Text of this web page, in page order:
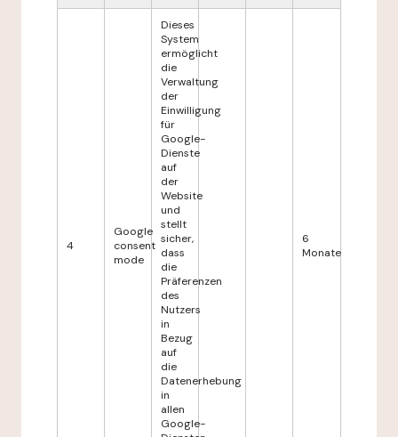
4
Google
consent
mode
Dieses
System
ermöglicht
die
Verwaltung
der
Einwilligung
für
Google-
Dienste
auf
der
Website
und
stellt
sicher,
dass
die
Präferenzen
des
Nutzers
in
Bezug
auf
die
Datenerhebung
in
allen
Google-
6
Monate